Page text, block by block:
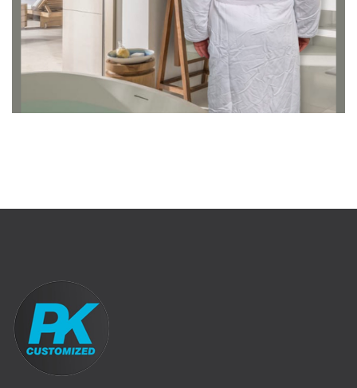
Ξενοδοχεία Πετσέτες